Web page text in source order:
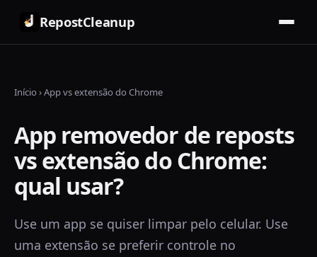
RepostCleanup
Início›App vs extensão do Chrome
App removedor de reposts
vs extensão do Chrome:
qual usar?
Use um app se quiser limpar pelo celular. Use
uma extensão se preferir controle no